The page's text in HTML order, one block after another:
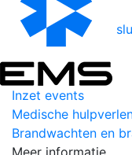
Inzet events
Medische
Brandwachten en